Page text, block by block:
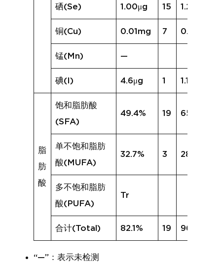
硒(Se) 1.00μg 15 1.24μg
铜(Cu) 0.01mg 7 0.01mg
锰(Mn) —
碘(I) 4.6μg 1 1.1μg
脂
肪
酸
饱和脂肪酸
(SFA)
49.4% 19 65.7%
单不饱和脂肪
酸(MUFA)
32.7% 3 28.4%
多不饱和脂肪
酸(PUFA)
Tr
合计(Total) 82.1% 19 96.5%
“—”：表示未检测